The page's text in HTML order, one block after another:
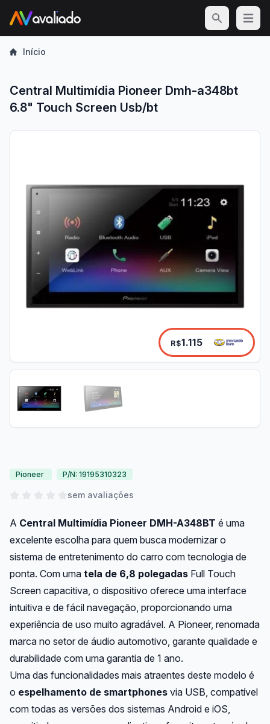
Open
Início
Central Multimídia Pioneer Dmh-a348bt
6.8" Touch Screen Usb/bt
R$1.115
Pioneer P/N: 19195310323
sem avaliações
A Central Multimídia Pioneer DMH-A348BT é uma
excelente escolha para quem busca modernizar o
sistema de entretenimento do carro com tecnologia de
ponta. Com uma tela de 6,8 polegadas Full Touch
Screen capacitiva, o dispositivo oferece uma interface
intuitiva e de fácil navegação, proporcionando uma
experiência de uso muito agradável. A Pioneer, renomada
marca no setor de áudio automotivo, garante qualidade e
durabilidade com uma garantia de 1 ano.
Uma das funcionalidades mais atraentes deste modelo é
o espelhamento de smartphones via USB, compatível
com todas as versões dos sistemas Android e iOS,